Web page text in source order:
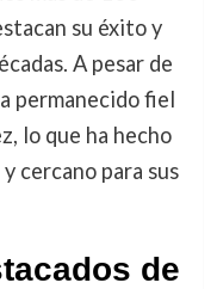
su éxito y
A pesar de
permanecido fiel
lo que ha hecho
cercano para sus
de